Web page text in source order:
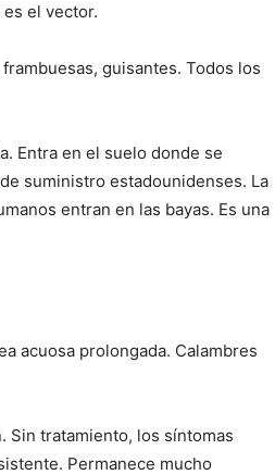
el vector.
guisantes. Todos los
Entra en el suelo donde se
suministro estadounidenses. La
entran en las bayas. Es una
acuosa prolongada. Calambres
Sin tratamiento, los síntomas
Permanece mucho